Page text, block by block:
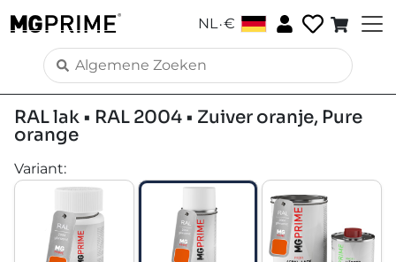
NL.€
RAL lak • RAL 2004 • Zuiver oranje, Pure
orange
Variant: